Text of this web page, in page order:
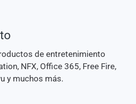
de entretenimiento
NFX, Office 365, Free Fire,
y muchos más.